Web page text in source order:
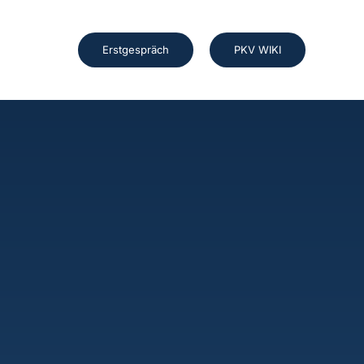
Erstgespräch PKV WIKI